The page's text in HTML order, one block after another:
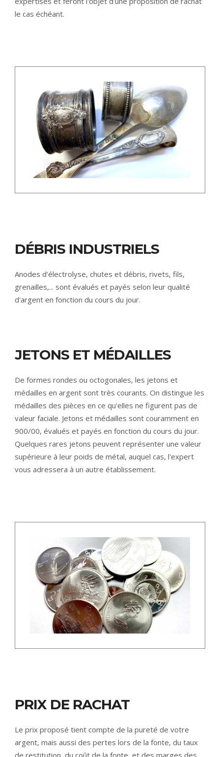
le cas échéant.
DÉBRIS INDUSTRIELS
Anodes d'électrolyse, chutes et débris, rivets, fils,
grenailles,... sont évalués et payés selon leur qualité
d'argent en fonction du cours du jour.
JETONS ET MÉDAILLES
De formes rondes ou octogonales, les jetons et
médailles en argent sont très courants. On distingue les
médailles des pièces en ce qu'elles ne figurent pas de
valeur faciale. Jetons et médailles sont couramment en
900/00, évalués et payés en fonction du cours du jour.
Quelques rares jetons peuvent représenter une valeur
supérieure à leur poids de métal, auquel cas, l'expert
vous adressera à un autre établissement.
PRIX DE RACHAT
Le prix proposé tient compte de la pureté de votre
argent, mais aussi des pertes lors de la fonte, du taux
de restitution, du coût de la fonte, et des marges des